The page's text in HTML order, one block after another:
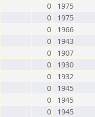
0
1975
0
1975
0
1966
0
1943
0
1907
0
1930
0
1932
0
1945
0
1945
0
1945